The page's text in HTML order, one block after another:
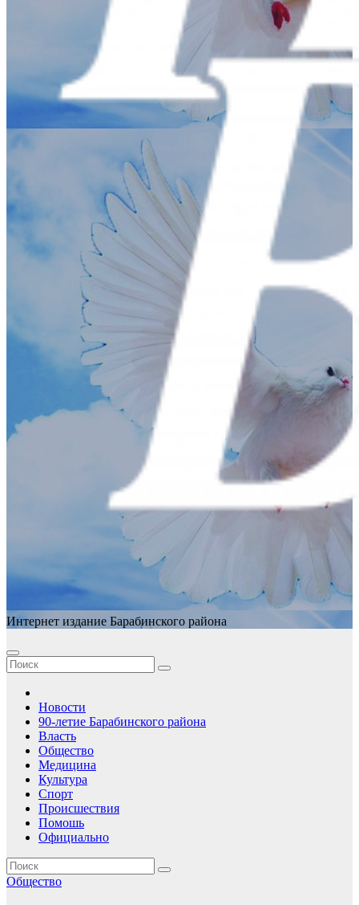
Интернет издание Барабинского района
Новости
90-летие Барабинского района
Власть
Общество
Медицина
Культура
Спорт
Происшествия
Помошь
Официально
Общество